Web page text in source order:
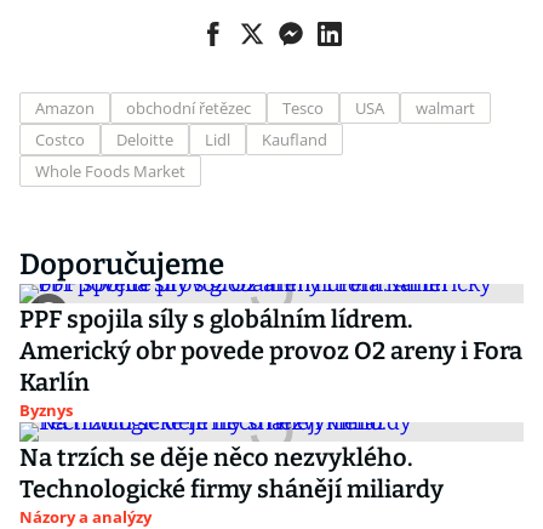
Amazon obchodní řetězec Tesco USA
walmart
Costco
Deloitte Lidl
Kaufland
Whole Foods Market
Doporučujeme
PPF spojila síly s globálním lídrem.
Americký obr povede provoz O2 areny i Fora
Karlín
Byznys
Na trzích se děje něco nezvyklého.
Technologické firmy shánějí miliardy
Názory a analýzy